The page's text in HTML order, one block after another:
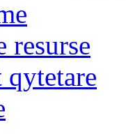
resurse